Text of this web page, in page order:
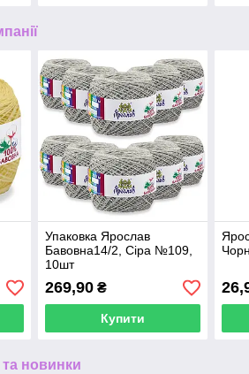
Упаковка Ярослав
Бавовна14/2, Сіра №109,
10шт
269,90₴
Купити
та новинки